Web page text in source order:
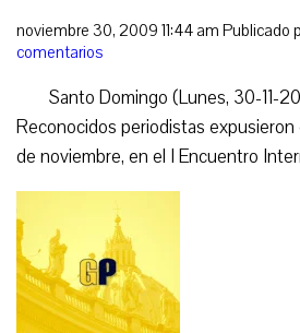
noviembre 30, 2009 11:44 am Publicado
comentarios
Santo Domingo (Lunes, 30-11-
Reconocidos periodistas expusieron
de noviembre, en el I Encuentro